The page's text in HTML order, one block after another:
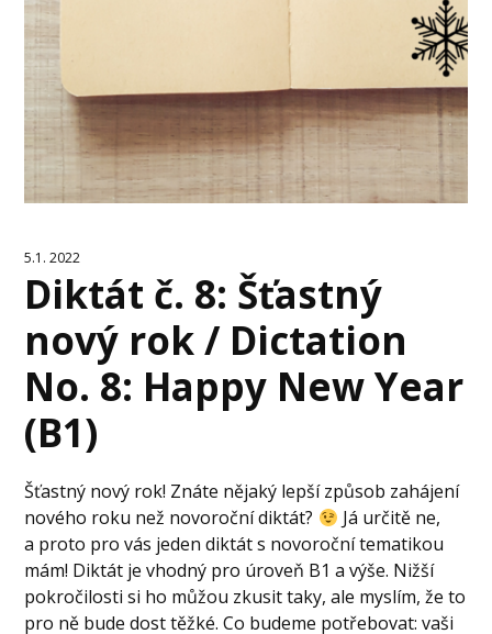
5.1. 2022
Diktát č. 8: Šťastný
nový rok / Dictation
No. 8: Happy New Year
(B1)
Šťastný nový rok! Znáte nějaký lepší způsob zahájení
nového roku než novoroční diktát?
Já určitě ne,
a proto pro vás jeden diktát s novoroční tematikou
mám! Diktát je vhodný pro úroveň B1 a výše. Nižší
pokročilosti si ho můžou zkusit taky, ale myslím, že to
pro ně bude dost těžké. Co budeme potřebovat: vaši